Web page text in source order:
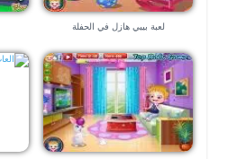
لعبة بيبي هازل في الحفلة